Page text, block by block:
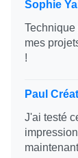
Sophie
mes
!
Paul
J'ai testé